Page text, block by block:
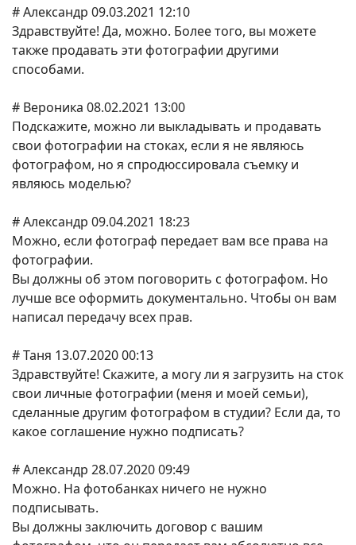
# Александр 09.03.2021 12:10
Здравствуйте! Да, можно. Более того, вы можете
также продавать эти фотографии другими
способами.
# Вероника 08.02.2021 13:00
Подскажите, можно ли выкладывать и продавать
свои фотографии на стоках, если я не являюсь
фотографом, но я спродюссировала съемку и
являюсь моделью?
# Александр 09.04.2021 18:23
Можно, если фотограф передает вам все права на
фотографии.
Вы должны об этом поговорить с фотографом. Но
лучше все оформить документально. Чтобы он вам
написал передачу всех прав.
# Таня 13.07.2020 00:13
Здравствуйте! Скажите, а могу ли я загрузить на сток
свои личные фотографии (меня и моей семьи),
сделанные другим фотографом в студии? Если да, то
какое соглашение нужно подписать?
# Александр 28.07.2020 09:49
Можно. На фотобанках ничего не нужно
подписывать.
Вы должны заключить договор с вашим